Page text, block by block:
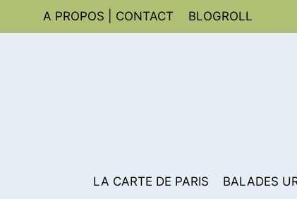
A PROPOS | CONTACT BLOGROLL
LA CARTE DE PARIS BALADES